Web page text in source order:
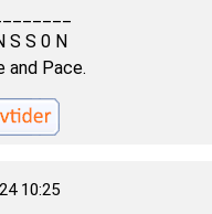
S S 0 N
and Pace.
10:25